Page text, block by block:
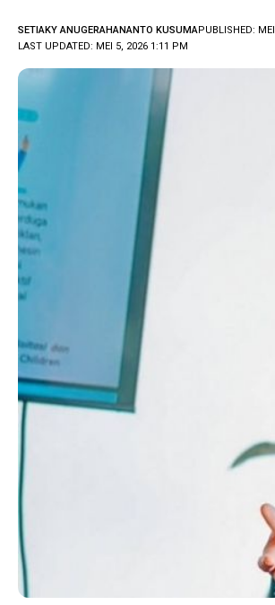
LAST UPDATED: MEI 5, 2026 1:11 PM
SETIAKY ANUGERAHANANTO KUSUMAPUBLISHED: